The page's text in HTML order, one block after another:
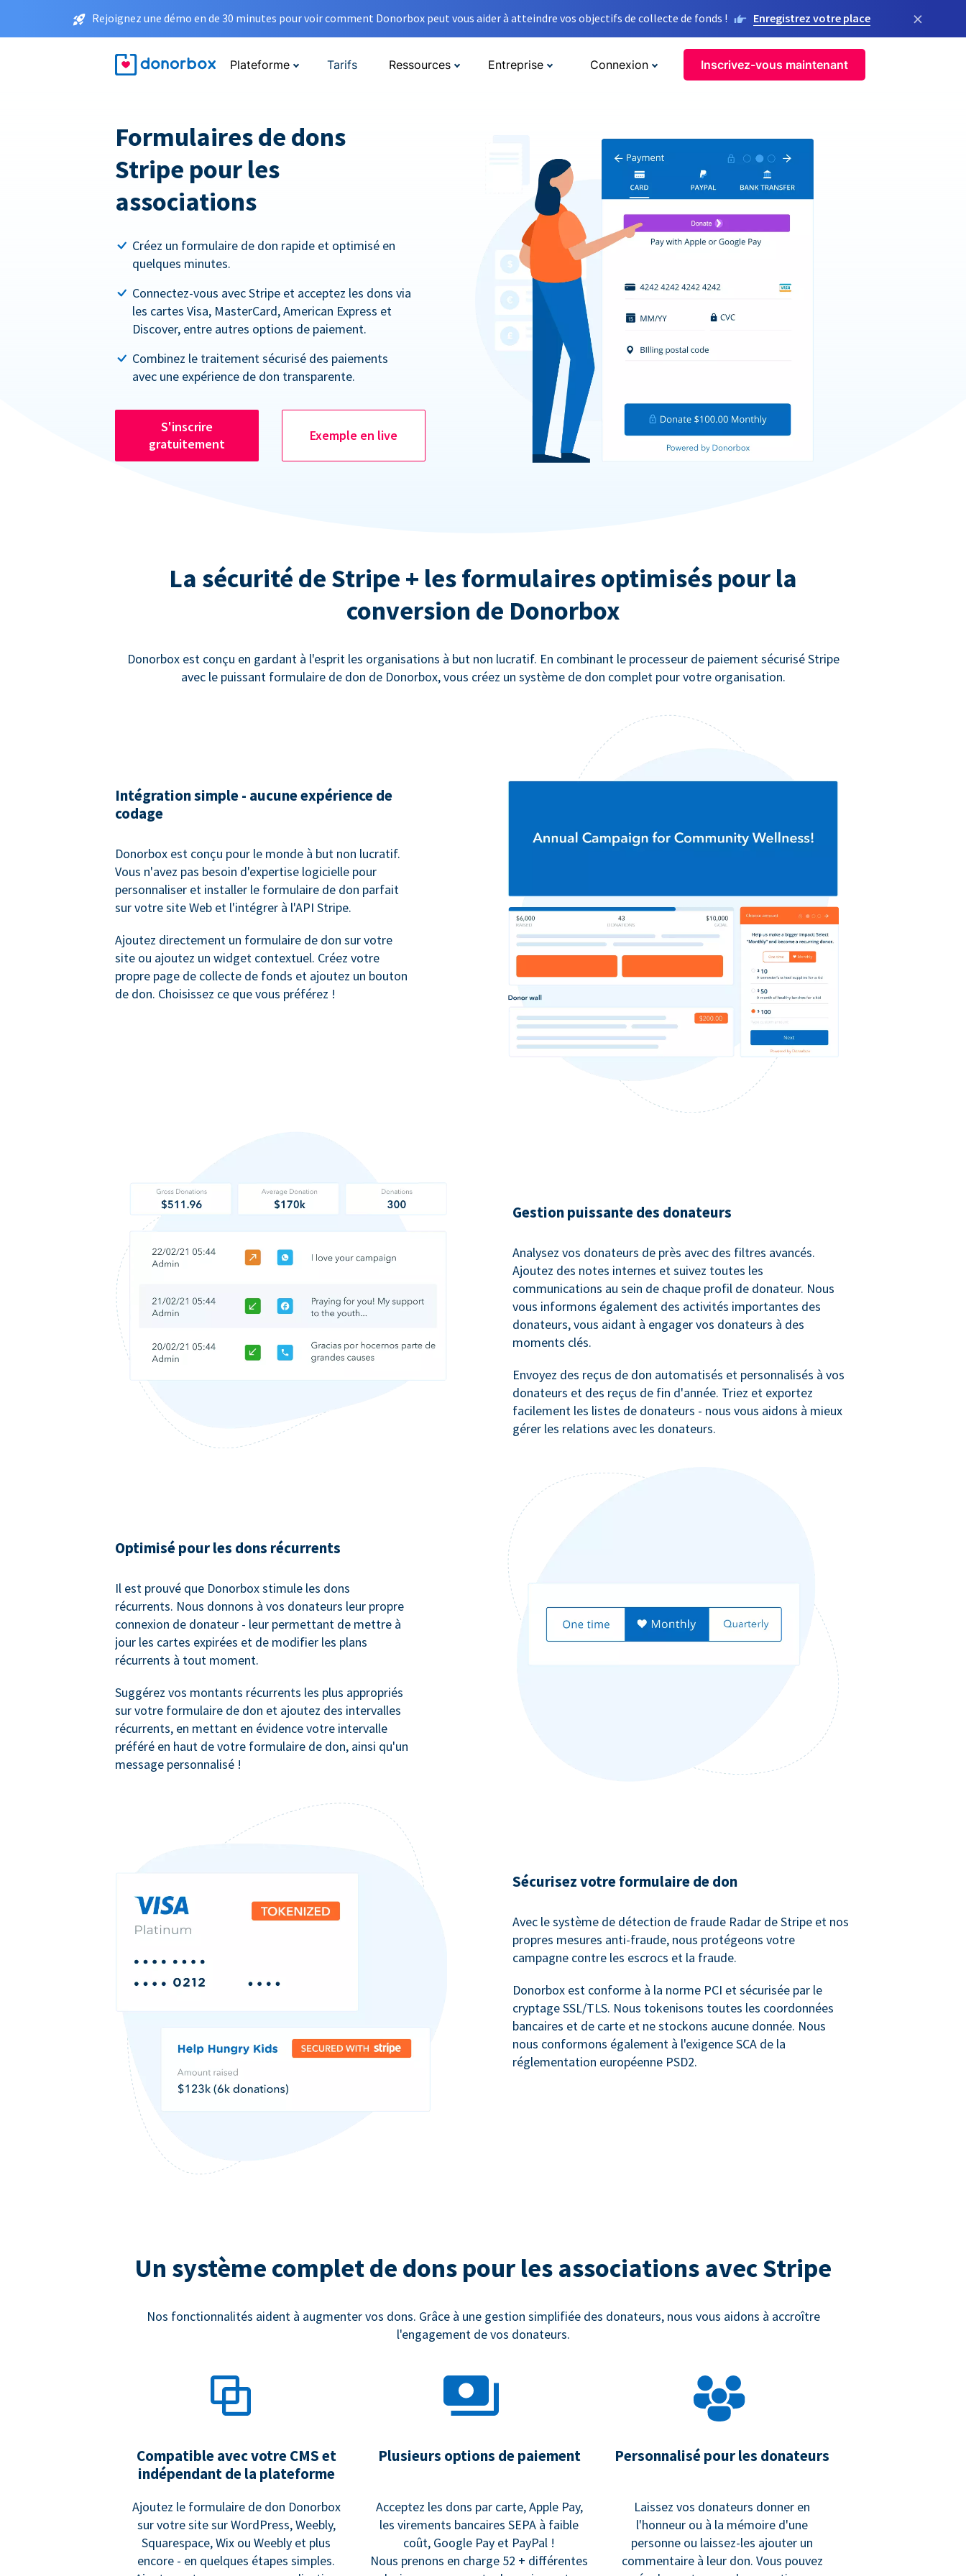
Rejoignez une démo en de 30 minutes pour voir comment Donorbox peut vous aider à atteindre vos objectifs de collecte de fonds ! Enregistrez votre place ×
Plateforme Tarifs Ressources Entreprise Connexion Inscrivez-vous maintenant
Formulaires de dons
Stripe pour les
associations
Créez un formulaire de don rapide et optimisé en
quelques minutes.
Connectez-vous avec Stripe et acceptez les dons via
les cartes Visa, MasterCard, American Express et
Discover, entre autres options de paiement.
Combinez le traitement sécurisé des paiements
avec une expérience de don transparente.
S'inscrire
gratuitement
Exemple en live
La sécurité de Stripe + les formulaires optimisés pour la
conversion de Donorbox
Donorbox est conçu en gardant à l'esprit les organisations à but non lucratif. En combinant le processeur de paiement sécurisé Stripe
avec le puissant formulaire de don de Donorbox, vous créez un système de don complet pour votre organisation.
Intégration simple - aucune expérience de
codage
Donorbox est conçu pour le monde à but non lucratif.
Vous n'avez pas besoin d'expertise logicielle pour
personnaliser et installer le formulaire de don parfait
sur votre site Web et l'intégrer à l'API Stripe.
Ajoutez directement un formulaire de don sur votre
site ou ajoutez un widget contextuel. Créez votre
propre page de collecte de fonds et ajoutez un bouton
de don. Choisissez ce que vous préférez !
Gestion puissante des donateurs
Analysez vos donateurs de près avec des filtres avancés.
Ajoutez des notes internes et suivez toutes les
communications au sein de chaque profil de donateur. Nous
vous informons également des activités importantes des
donateurs, vous aidant à engager vos donateurs à des
moments clés.
Envoyez des reçus de don automatisés et personnalisés à vos
donateurs et des reçus de fin d'année. Triez et exportez
facilement les listes de donateurs - nous vous aidons à mieux
gérer les relations avec les donateurs.
Optimisé pour les dons récurrents
Il est prouvé que Donorbox stimule les dons
récurrents. Nous donnons à vos donateurs leur propre
connexion de donateur - leur permettant de mettre à
jour les cartes expirées et de modifier les plans
récurrents à tout moment.
Suggérez vos montants récurrents les plus appropriés
sur votre formulaire de don et ajoutez des intervalles
récurrents, en mettant en évidence votre intervalle
préféré en haut de votre formulaire de don, ainsi qu'un
message personnalisé !
Sécurisez votre formulaire de don
Avec le système de détection de fraude Radar de Stripe et nos
propres mesures anti-fraude, nous protégeons votre
campagne contre les escrocs et la fraude.
Donorbox est conforme à la norme PCI et sécurisée par le
cryptage SSL/TLS. Nous tokenisons toutes les coordonnées
bancaires et de carte et ne stockons aucune donnée. Nous
nous conformons également à l'exigence SCA de la
réglementation européenne PSD2.
Un système complet de dons pour les associations avec Stripe
Nos fonctionnalités aident à augmenter vos dons. Grâce à une gestion simplifiée des donateurs, nous vous aidons à accroître
l'engagement de vos donateurs.
Compatible avec votre CMS et
indépendant de la plateforme
Ajoutez le formulaire de don Donorbox
sur votre site sur WordPress, Weebly,
Squarespace, Wix ou Weebly et plus
encore - en quelques étapes simples.
Plusieurs options de paiement
Acceptez les dons par carte, Apple Pay,
les virements bancaires SEPA à faible
coût, Google Pay et PayPal !
Nous prenons en charge 52 + différentes
Personnalisé pour les donateurs
Laissez vos donateurs donner en
l'honneur ou à la mémoire d'une
personne ou laissez-les ajouter un
commentaire à leur don. Vous pouvez